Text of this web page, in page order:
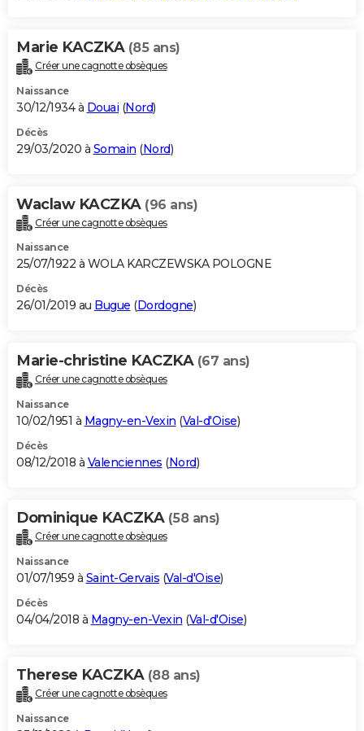
Marie KACZKA (85 ans)
Créer une cagnotte obsèques
Naissance
30/12/1934 à Douai (Nord)
Décès
29/03/2020 à Somain (Nord)
Waclaw KACZKA (96 ans)
Créer une cagnotte obsèques
Naissance
25/07/1922 à WOLA KARCZEWSKA POLOGNE
Décès
26/01/2019 au Bugue (Dordogne)
Marie-christine KACZKA (67 ans)
Créer une cagnotte obsèques
Naissance
10/02/1951 à Magny-en-Vexin (Val-d'Oise)
Décès
08/12/2018 à Valenciennes (Nord)
Dominique KACZKA (58 ans)
Créer une cagnotte obsèques
Naissance
01/07/1959 à Saint-Gervais (Val-d'Oise)
Décès
04/04/2018 à Magny-en-Vexin (Val-d'Oise)
Therese KACZKA (88 ans)
Créer une cagnotte obsèques
Naissance